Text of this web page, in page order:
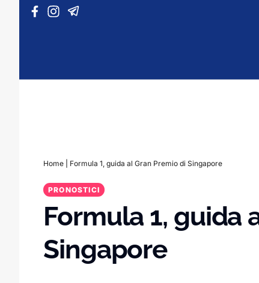
Vai al contenuto
Home Formula 1, guida al Gran Premio di Singapore
PRONOSTICI
Formula 1, guida
Singapore